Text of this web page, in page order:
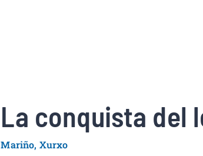
La conquista del
Mariño, Xurxo